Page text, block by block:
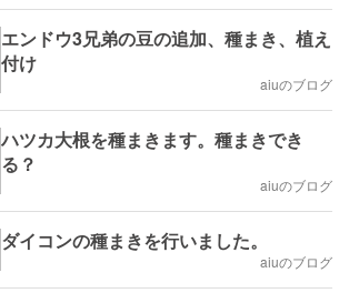
エンドウ3兄弟の豆の追加、種まき、植え
付け
aiuのブログ
ハツカ大根を種まきます。種まきでき
る？
aiuのブログ
ダイコンの種まきを行いました。
aiuのブログ